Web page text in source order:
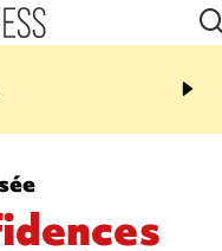
07:40
1.300 coureurs sur le